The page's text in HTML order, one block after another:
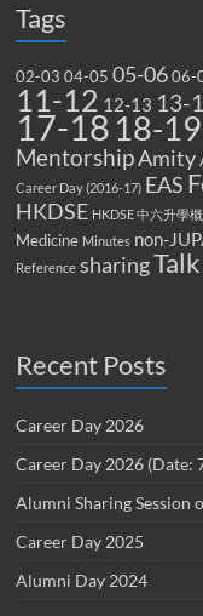
Tags
02-03 04-05 05-06 06-
11-12 12-13 13-
17-18 18-19
MentorshipAmity
Career Day (2016-17) EAS
HKDSE HKDSE 中六升學
Medicine Minutes non-
Reference sharingTalk
Recent Posts
Career Day 2026
Career Day 2026 (Date:
Alumni Sharing Session
Career Day 2025
Alumni Day 2024